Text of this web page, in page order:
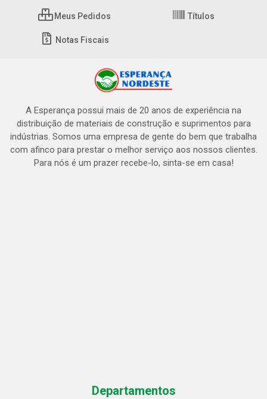
Meus Pedidos Títulos
Notas Fiscais
A Esperança possui mais de 20 anos de experiência na
distribuição de materiais de construção e suprimentos para
indústrias. Somos uma empresa de gente do bem que trabalha
com afinco para prestar o melhor serviço aos nossos clientes.
Para nós é um prazer recebe-lo, sinta-se em casa!
Departamentos